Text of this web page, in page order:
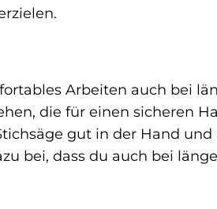
Arbeiten auch bei
die für einen sicheren
gut in der Hand
bei, dass du auch bei